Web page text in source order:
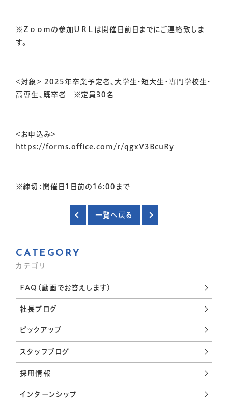
CATEGORY
カテゴリ
FAQ(動画でお答えします)
社長ブログ
ピックアップ
スタッフブログ
採用情報
インターンシップ
※Ｚｏｏｍの参加ＵＲＬは開催日前日までにご連絡致しま
す。
<対象> 2025年卒業予定者、大学生・短大生・専門学校生・
高専生、既卒者 ※定員30名
<お申込み>
https://forms.office.com/r/qgxV3BcuRy
※締切：開催日1日前の16:00まで
一覧へ戻る